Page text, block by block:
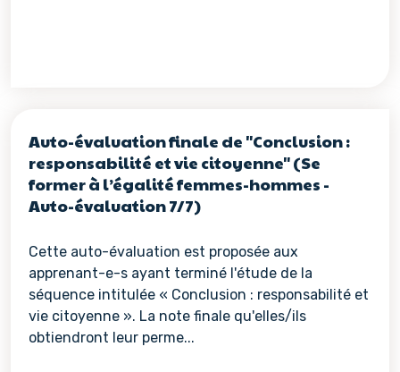
Auto-évaluation finale de "Conclusion :
responsabilité et vie citoyenne" (Se
former à l’égalité femmes-hommes -
Auto-évaluation 7/7)
Cette auto-évaluation est proposée aux
apprenant-e-s ayant terminé l'étude de la
séquence intitulée « Conclusion : responsabilité et
vie citoyenne ». La note finale qu'elles/ils
obtiendront leur perme...